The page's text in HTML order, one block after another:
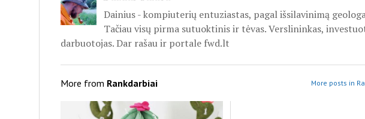
Dainius - kompiuterių entuziastas, pagal išsilavinimą
Tačiau visų pirma sutuoktinis ir tėvas. Verslininkas,
darbuotojas. Dar rašau ir portale fwd.lt
More from Rankdarbiai More posts in